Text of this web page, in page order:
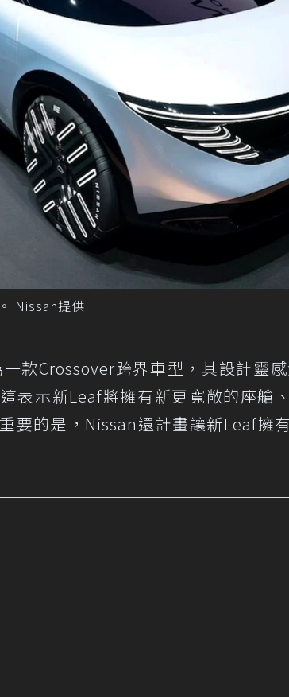
Nissan提供
款Crossover跨界車型，其設計靈
表示新Leaf將擁有新更寬敞的座艙
要的是，Nissan還計畫讓新Leaf擁